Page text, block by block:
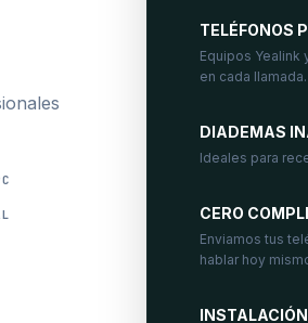
TELÉFONOS
Equipos Yealink
en cada llamada.
DIADEMAS
Ideales para
CERO
Enviamos tus
hablar hoy